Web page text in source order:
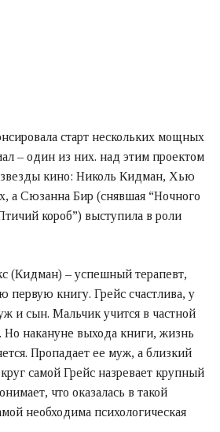
старт нескольких мощных
– один из них. над этим проектом
звезды кино: Николь Кидман, Хью
а Сюзанна Бир (снявшая “Ночного
короб”) выступила в роли
(Кидман) – успешный терапевт,
первую книгу. Грейс счастлива, у
и сын. Мальчик учится в частной
накануне выхода книги, жизнь
Пропадает ее муж, а близкий
самой Грейс назревает крупный
что оказалась в такой
необходима психологическая